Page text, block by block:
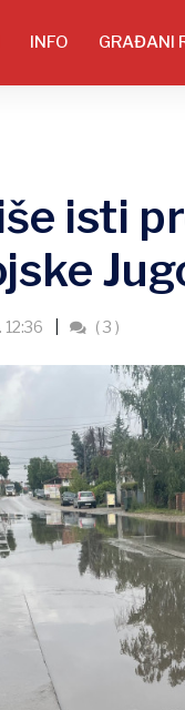
INFO GRAĐANI
isti
( 3 )